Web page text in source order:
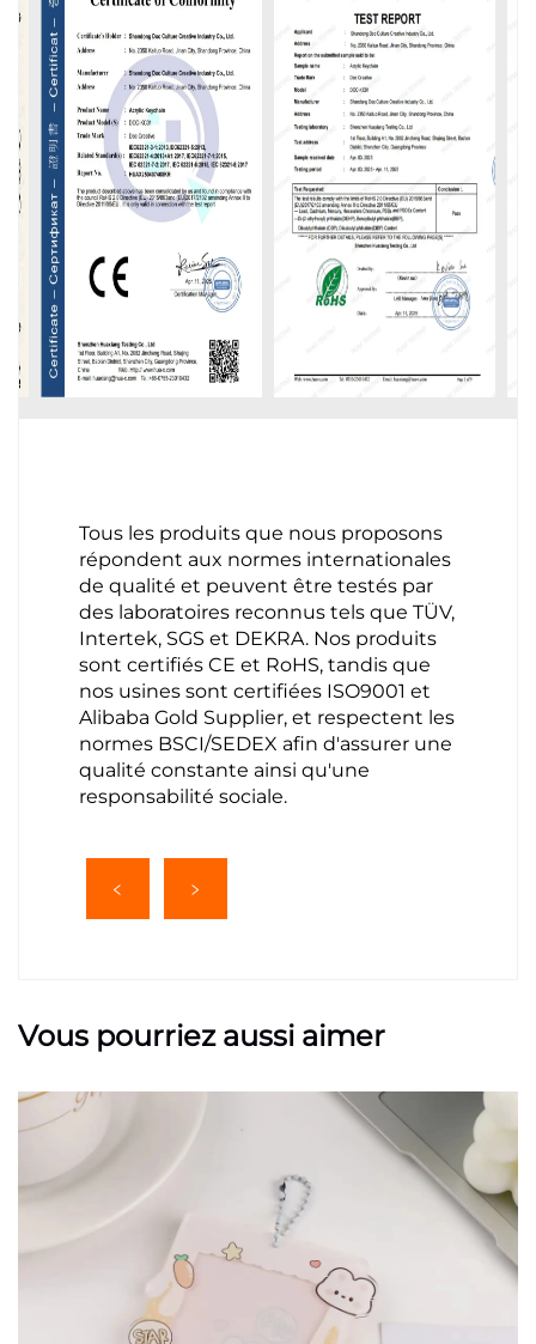
Tous les produits que nous proposons
répondent aux normes internationales
de qualité et peuvent être testés par
des laboratoires reconnus tels que TÜV,
Intertek, SGS et DEKRA. Nos produits
sont certifiés CE et RoHS, tandis que
nos usines sont certifiées ISO9001 et
Alibaba Gold Supplier, et respectent les
normes BSCI/SEDEX afin d'assurer une
qualité constante ainsi qu'une
responsabilité sociale.
Vous pourriez aussi aimer